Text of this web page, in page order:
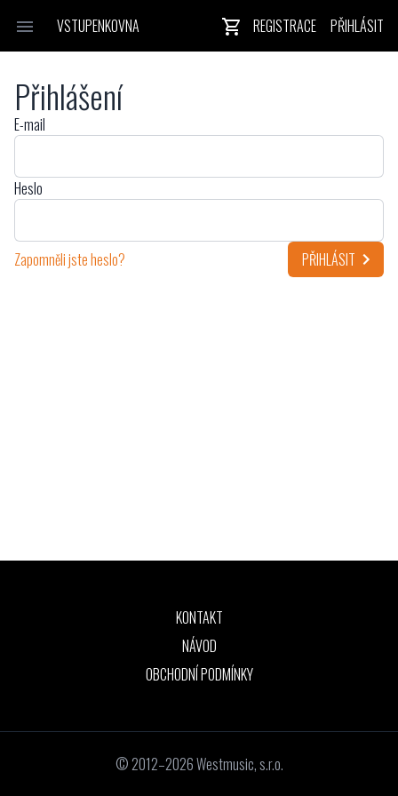
VSTUPENKOVNA REGISTRACE PŘIHLÁSIT
Přihlášení
E-mail
Heslo
Zapomněli jste heslo? PŘIHLÁSIT
KONTAKT
NÁVOD
OBCHODNÍ PODMÍNKY
© 2012–2026 Westmusic, s.r.o.